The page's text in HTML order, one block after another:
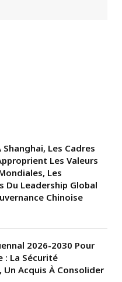
Shanghai, Les Cadres
Les Valeurs
Les
Du Leadership Global
Chinoise
2026-2030 Pour
: La Sécurité
Acquis À Consolider